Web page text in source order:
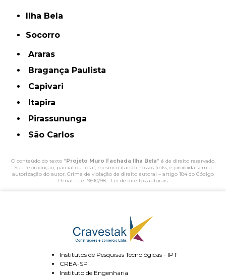
Ilha Bela
Socorro
Araras
Bragança Paulista
Capivari
Itapira
Pirassununga
São Carlos
O conteúdo do texto "Projeto Muro Fachada Ilha Bela" é de direito reservado.
Sua reprodução, parcial ou total, mesmo citando nossos links, é proibida sem a
autorização do autor. Crime de violação de direito autoral – artigo 184 do Código
Penal – Lei 9610/98 - Lei de direitos autorais.
Institutos de Pesquisas Técnológicas - IPT
CREA-SP
Instituto de Engenharia